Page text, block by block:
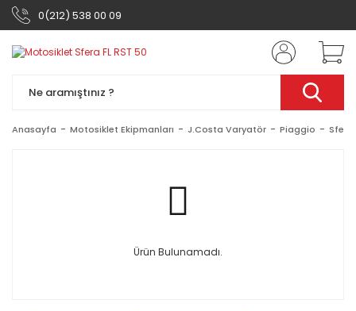
0(212) 538 00 09
Anasayfa Motosiklet Ekipmanları J.Costa Varyatör Piaggio Sfera
Ürün Bulunamadı.